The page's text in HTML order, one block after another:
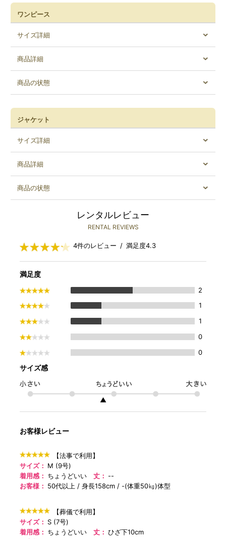
ワンピース
サイズ詳細
商品詳細
商品の状態
ジャケット
サイズ詳細
商品詳細
商品の状態
レンタルレビュー
RENTAL REVIEWS
4件のレビュー / 満足度4.3
満足度
2
1
1
0
0
サイズ感
▲
お客様レビュー
【法事で利用】
サイズ： M (9号)
着用感： ちょうどいい 丈： --
お客様： 50代以上 身長158cm -(体重50㎏)体型
【葬儀で利用】
サイズ： S (7号)
着用感： ちょうどいい 丈：ひざ下10cm